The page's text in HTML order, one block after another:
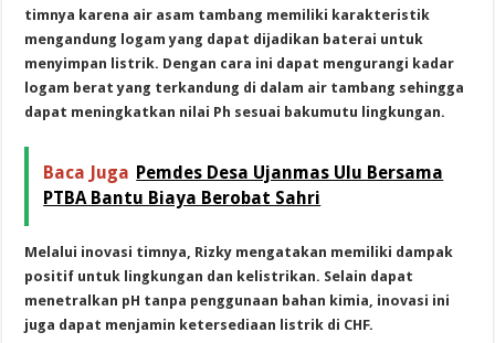
timnya karena air asam tambang memiliki karakteristik
mengandung logam yang dapat dijadikan baterai untuk
menyimpan listrik. Dengan cara ini dapat mengurangi kadar
logam berat yang terkandung di dalam air tambang sehingga
dapat meningkatkan nilai Ph sesuai bakumutu lingkungan.
Baca Juga Pemdes Desa Ujanmas Ulu Bersama
PTBA Bantu Biaya Berobat Sahri
Melalui inovasi timnya, Rizky mengatakan memiliki dampak
positif untuk lingkungan dan kelistrikan. Selain dapat
menetralkan pH tanpa penggunaan bahan kimia, inovasi ini
juga dapat menjamin ketersediaan listrik di CHF.